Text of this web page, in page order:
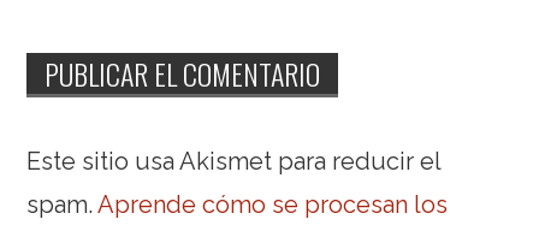
Este sitio usa Akismet para reducir el
spam.Aprende cómo se procesan los